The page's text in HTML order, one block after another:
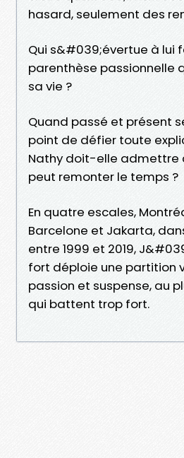
hasard, seulement des
Qui s&#039;évertue à lui
parenthèse passionnelle
sa vie ?
Quand passé et présent
point de défier toute
Nathy doit-elle admettre
peut remonter le temps ?
En quatre escales,
Barcelone et Jakarta,
entre 1999 et 2019,
fort déploie une partition
passion et suspense, au
qui battent trop fort.